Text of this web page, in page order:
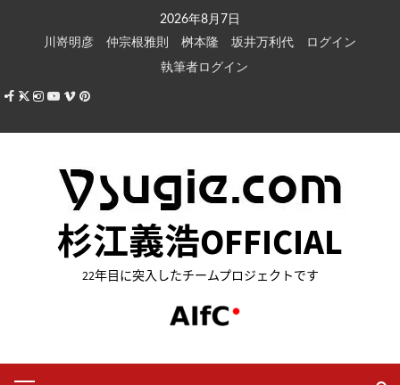
キ
2026年8月7日
川嵜明彦
仲宗根雅則 桝本隆 坂井万利代
ログイン
執筆者ログイン
Facebook
X Instagram
Youtube
VimeoPinterest
杉江義浩OFFICIAL
22年目に突入したチームプロジェクトです